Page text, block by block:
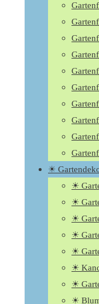
☀
☀
☀
☀
☀
☀
☀
☀
☀